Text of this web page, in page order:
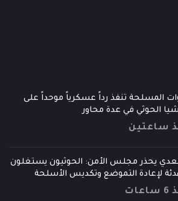
المسلحة تنفذ رداً عسكرياً موحداً على
الحوثي في عدة محاور
ساعتين
يحذر مجلس الأمن: الحوثيون يستغلون
لإعادة التموضع وتكديس الأسلحة